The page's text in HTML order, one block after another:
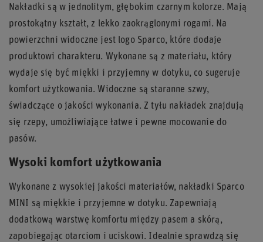
Nakładki są w jednolitym, głębokim czarnym kolorze. Mają
prostokątny kształt, z lekko zaokrąglonymi rogami. Na
powierzchni widoczne jest logo Sparco, które dodaje
produktowi charakteru. Wykonane są z materiału, który
wydaje się być miękki i przyjemny w dotyku, co sugeruje
komfort użytkowania. Widoczne są staranne szwy,
świadczące o jakości wykonania. Z tyłu nakładek znajdują
się rzepy, umożliwiające łatwe i pewne mocowanie do
pasów.
Wysoki komfort użytkowania
Wykonane z wysokiej jakości materiałów, nakładki Sparco
MINI są miękkie i przyjemne w dotyku. Zapewniają
dodatkową warstwę komfortu między pasem a skórą,
zapobiegając otarciom i uciskowi. Idealnie sprawdzą się